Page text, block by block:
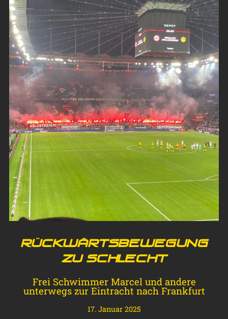
Rückwärtsbewegung
zu schlecht
Frei Schwimmer Marcel und andere
unterwegs zur Eintracht nach Frankfurt
17. Januar 2025